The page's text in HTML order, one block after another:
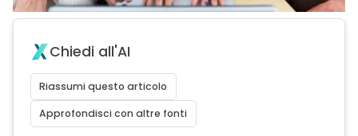
Chiedi all'AI
Riassumi questo articolo
Approfondisci con altre fonti